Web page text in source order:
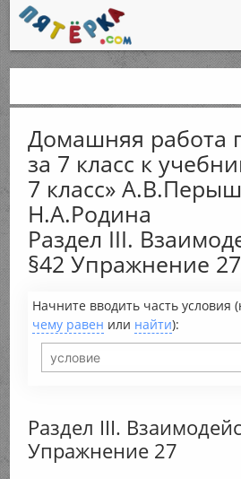
Домашняя работа
за 7 класс к
7 класс»
Н.А.Родина
Раздел III.
§42 Упражнение 27
Начните вводить часть условия
чему равен или найти):
Раздел III.
Упражнение 27